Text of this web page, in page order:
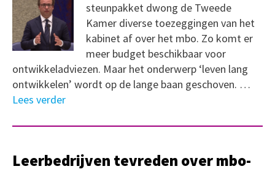
steunpakket dwong de Tweede
Kamer diverse toezeggingen van het
kabinet af over het mbo. Zo komt er
meer budget beschikbaar voor
ontwikkeladviezen. Maar het onderwerp ‘leven lang
ontwikkelen’ wordt op de lange baan geschoven. …
Lees verder
Leerbedrijven tevreden over mbo-